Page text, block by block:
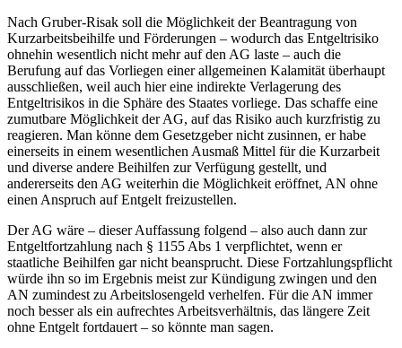
Nach Gruber-Risak soll die Möglichkeit der Beantragung von
Kurzarbeitsbeihilfe und Förderungen – wodurch das Entgeltrisiko
ohnehin wesentlich nicht mehr auf den AG laste – auch die
Berufung auf das Vorliegen einerallgemeinen Kalamität überhaupt
ausschließen, weil auch hier eine indirekte Verlagerung des
Entgeltrisikos in die Sphäre des Staates vorliege. Das schaffe eine
zumutbare Möglichkeit der AG, auf das Risiko auch kurzfristig zu
reagieren. Man könne dem Gesetzgeber nicht zusinnen, er habe
einerseits in einem wesentlichen Ausmaß Mittel für die Kurzarbeit
und diverse andere Beihilfen zur Verfügung gestellt, und
andererseits den AG weiterhin die Möglichkeit eröffnet, AN ohne
einen Anspruch auf Entgelt freizustellen.
Der AG wäre – dieser Auffassung folgend – also auch dann zur
Entgeltfortzahlung nach § 1155 Abs 1 verpflichtet, wenn er
staatliche Beihilfen gar nicht beansprucht. Diese Fortzahlungspflicht
würde ihn so im Ergebnis meist zurKündigung zwingen und den
AN zumindest zu Arbeitslosengeld verhelfen. Für die AN immer
noch besser als ein aufrechtes Arbeitsverhältnis, das längere Zeit
ohne Entgelt fortdauert – so könnte man sagen.